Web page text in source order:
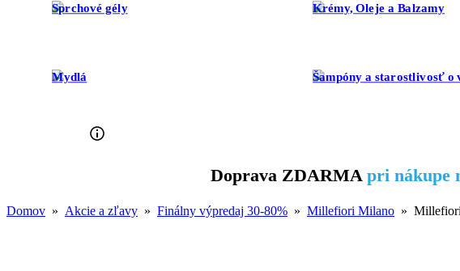
Sprchové gély Krémy, Oleje a Balzamy
Mydlá Šampóny a starostlivosť o
Doprava ZDARMApri nákupe
Domov » Akcie a zľavy » Finálny výpredaj 30-80% » Millefiori Milano » Millefiori